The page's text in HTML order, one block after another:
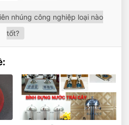
nhúng công nghiệp loại nào
tốt?